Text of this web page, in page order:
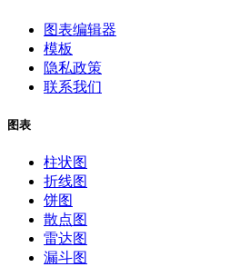
图表编辑器
模板
隐私政策
联系我们
图表
柱状图
折线图
饼图
散点图
雷达图
漏斗图